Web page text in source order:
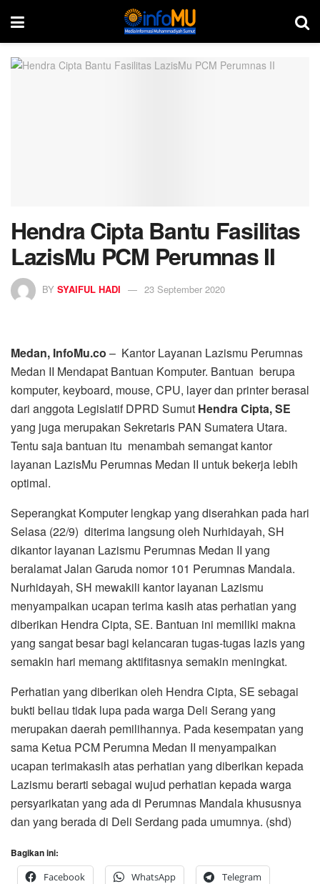
Hendra Cipta Bantu Fasilitas
LazisMu PCM Perumnas II
BY SYAIFUL HADI 23 September 2020
Medan, InfoMu.co – Kantor Layanan Lazismu Perumnas
Medan II Mendapat Bantuan Komputer. Bantuan berupa
komputer, keyboard, mouse, CPU, layer dan printer berasal
dari anggota Legislatif DPRD Sumut Hendra Cipta, SE
yang juga merupakan Sekretaris PAN Sumatera Utara.
Tentu saja bantuan itu menambah semangat kantor
layanan LazisMu Perumnas Medan II untuk bekerja lebih
optimal.
Seperangkat Komputer lengkap yang diserahkan pada hari
Selasa (22/9) diterima langsung oleh Nurhidayah, SH
dikantor layanan Lazismu Perumnas Medan II yang
beralamat Jalan Garuda nomor 101 Perumnas Mandala.
Nurhidayah, SH mewakili kantor layanan Lazismu
menyampaikan ucapan terima kasih atas perhatian yang
diberikan Hendra Cipta, SE. Bantuan ini memiliki makna
yang sangat besar bagi kelancaran tugas-tugas lazis yang
semakin hari memang aktifitasnya semakin meningkat.
Perhatian yang diberikan oleh Hendra Cipta, SE sebagai
bukti beliau tidak lupa pada warga Deli Serang yang
merupakan daerah pemilihannya. Pada kesempatan yang
sama Ketua PCM Perumna Medan II menyampaikan
ucapan terimakasih atas perhatian yang diberikan kepada
Lazismu berarti sebagai wujud perhatian kepada warga
persyarikatan yang ada di Perumnas Mandala khususnya
dan yang berada di Deli Serdang pada umumnya. (shd)
Bagikan ini:
Facebook
WhatsApp Telegram